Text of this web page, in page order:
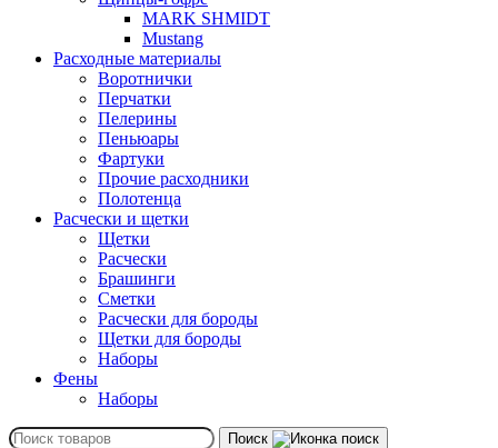
MARK SHMIDT
Mustang
Расходные материалы
Воротнички
Перчатки
Пелерины
Пеньюары
Фартуки
Прочие расходники
Полотенца
Расчески и щетки
Щетки
Расчески
Брашинги
Сметки
Расчески для бороды
Щетки для бороды
Наборы
Фены
Наборы
Поиск